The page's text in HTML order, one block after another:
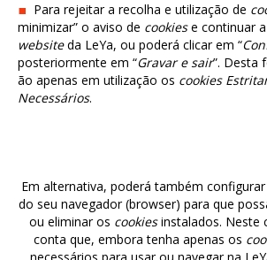
Para rejeitar a recolha e utilização de
minimizar” o aviso de cookiese continuar
websiteda LeYa, ou poderá clicar em “
posteriormente em “Gravar e sair”. Desta
ão apenas em utilização os cookies
Necessários.
Em alternativa, poderá também
do seu navegador (browser) para que
ou eliminar os cookiesinstalados. Neste
conta que, embora tenha apenas os